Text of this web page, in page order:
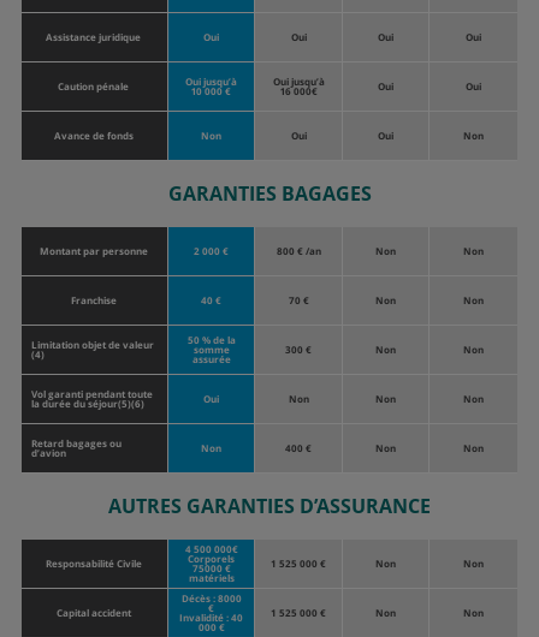
Assistance juridique Oui Oui Oui Oui
Caution pénale Oui jusqu’à
10 000 €
Oui jusqu’à
16 000€ Oui Oui
Avance de fonds Non Oui Oui Non
GARANTIES BAGAGES
Montant par personne 2 000 € 800 € /an Non Non
Franchise 40 € 70 € Non Non
Limitation objet de valeur
(4)
50 % de la
somme
assurée
300 € Non Non
Vol garanti pendant toute
la durée du séjour(5)(6) Oui Non Non Non
Retard bagages ou
d’avion Non 400 € Non Non
AUTRES GARANTIES D’ASSURANCE
Responsabilité Civile
4 500 000€
Corporels
75000 €
matériels
1 525 000 € Non Non
Capital accident
Décès : 8000
€
Invalidité : 40
000 €
1 525 000 € Non Non